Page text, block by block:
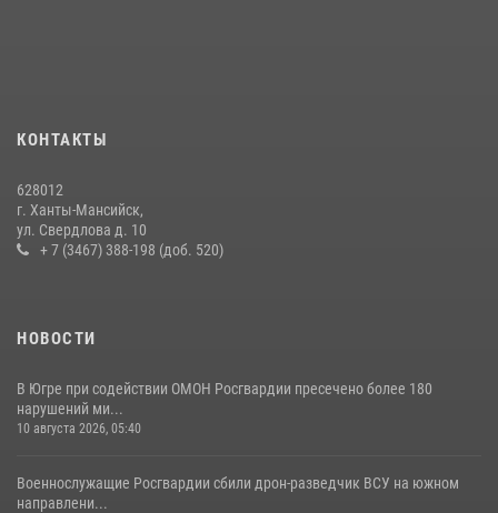
11 июля 2026, 12:26
КОНТАКТЫ
628012
г. Ханты-Мансийск,
ул. Свердлова д. 10
+ 7 (3467) 388-198 (доб. 520)
НОВОСТИ
В Югре при содействии ОМОН Росгвардии пресечено более 180
нарушений ми...
10 августа 2026, 05:40
Военнослужащие Росгвардии сбили дрон-разведчик ВСУ на южном
направлени...